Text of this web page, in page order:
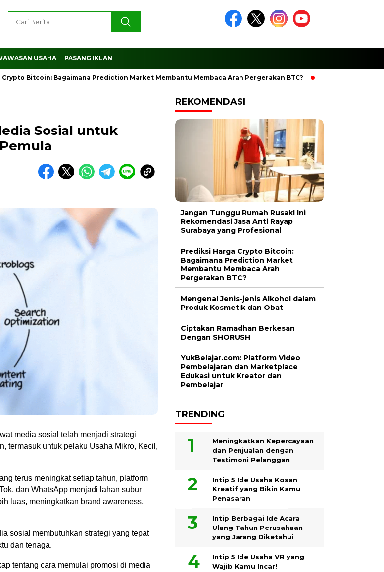
USAHA PASANG IKLAN
Bagaimana Prediction Market Membantu Membaca Arah Pergerakan BTC? Ciptakan Ramadhan
Sosial untuk
media sosial telah menjadi strategi
termasuk untuk pelaku Usaha Mikro, Kecil,
terus meningkat setiap tahun, platform
dan WhatsApp menjadi lahan subur
luas, meningkatkan brand awareness,
sosial membutuhkan strategi yang tepat
dan tenaga.
tentang cara memulai promosi di media
REKOMENDASI
Jangan Tunggu Rumah Rusak! Ini
Rekomendasi Jasa Anti Rayap
Surabaya yang Profesional
Prediksi Harga Crypto Bitcoin:
Bagaimana Prediction Market
Membantu Membaca Arah
Pergerakan BTC?
Mengenal Jenis-jenis Alkohol dalam
Produk Kosmetik dan Obat
Ciptakan Ramadhan Berkesan
Dengan SHORUSH
YukBelajar.com: Platform Video
Pembelajaran dan Marketplace
Edukasi untuk Kreator dan
Pembelajar
TRENDING
Meningkatkan Kepercayaan
dan Penjualan dengan
Testimoni Pelanggan
Intip 5 Ide Usaha Kosan
Kreatif yang Bikin Kamu
Penasaran
Intip Berbagai Ide Acara
Ulang Tahun Perusahaan
yang Jarang Diketahui
Intip 5 Ide Usaha VR yang
Wajib Kamu Incar!